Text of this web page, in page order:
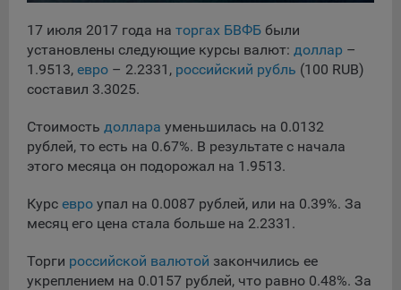
пункте 3 Политики, при их посещении для отражения
действий, совершенных пользователем. Эти файлы
позволяют не вводить заново или выбирать те же
параметры при повторном посещении того или иного
Целями обработки файлов cookie являются:
Общество не использует файлы cookie для
На сайтах используются как файлы cookie первой
стороны (устанавливаемые сайтами, которые посещает
пользователь), так и сторонние файлы cookie (задаются
сервером, расположенным вне домена наших сайтов).
17 июля 2017 года на торгах БВФБ были
установлены следующие курсы валют: доллар –
1.9513, евро – 2.2331, российский рубль (100 RUB)
составил 3.3025.
Стоимость доллара уменьшилась на 0.0132
рублей, то есть на 0.67%. В результате с начала
этого месяца он подорожал на 1.9513.
Курс евро упал на 0.0087 рублей, или на 0.39%. За
месяц его цена стала больше на 2.2331.
Торги российской валютой закончились ее
укреплением на 0.0157 рублей, что равно 0.48%. За